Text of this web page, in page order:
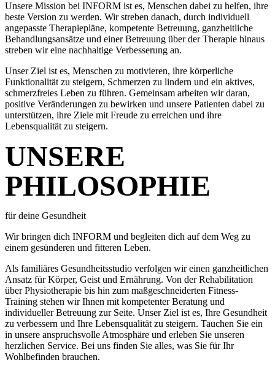
Unsere Mission bei INFORM ist es, Menschen dabei zu helfen, ihre
beste Version zu werden. Wir streben danach, durch individuell
angepasste Therapiepläne, kompetente Betreuung, ganzheitliche
Behandlungsansätze und einer Betreuung über der Therapie hinaus
streben wir eine nachhaltige Verbesserung an.
Unser Ziel ist es, Menschen zu motivieren, ihre körperliche
Funktionalität zu steigern, Schmerzen zu lindern und ein aktives,
schmerzfreies Leben zu führen. Gemeinsam arbeiten wir daran,
positive Veränderungen zu bewirken und unsere Patienten dabei zu
unterstützen, ihre Ziele mit Freude zu erreichen und ihre
Lebensqualität zu steigern.
UNSERE
PHILOSOPHIE
für deine Gesundheit
Wir bringen dich INFORM und begleiten dich auf dem Weg zu
einem gesünderen und fitteren Leben.
Als familiäres Gesundheitsstudio verfolgen wir einen ganzheitlichen
Ansatz für Körper, Geist und Ernährung. Von der Rehabilitation
über Physiotherapie bis hin zum maßgeschneiderten Fitness-
Training stehen wir Ihnen mit kompetenter Beratung und
individueller Betreuung zur Seite. Unser Ziel ist es, Ihre Gesundheit
zu verbessern und Ihre Lebensqualität zu steigern. Tauchen Sie ein
in unsere anspruchsvolle Atmosphäre und erleben Sie unseren
herzlichen Service. Bei uns finden Sie alles, was Sie für Ihr
Wohlbefinden brauchen.